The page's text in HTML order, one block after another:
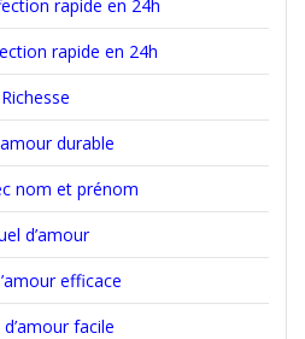
rapide en 24h
rapide en 24h
Richesse
durable
nom et prénom
d’amour
efficace
d’amour facile